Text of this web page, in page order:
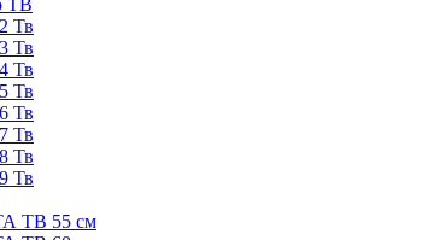
ТВ
Тв
Тв
Тв
Тв
Тв
Тв
Тв
Тв
ТВ 55 см